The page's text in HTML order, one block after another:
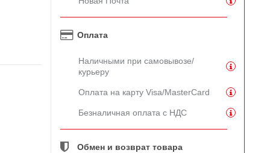
Оплата
Наличными при самовывозе/
курьеру
Оплата на карту Visa/MasterCard
Безналичная оплата с НДС
Обмен и возврат товара